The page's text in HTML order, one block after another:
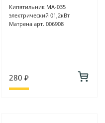
Кипятильник МА-035
электрический 01,2кВт
Матрена арт. 006908
280 ₽